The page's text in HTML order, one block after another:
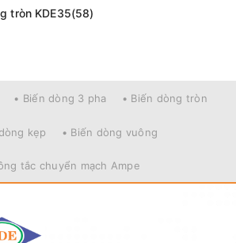
tròn KDE35(58)
• Biến dòng 3 pha • Biến dòng tròn
kẹp • Biến dòng vuông
tắc chuyển mạch Ampe